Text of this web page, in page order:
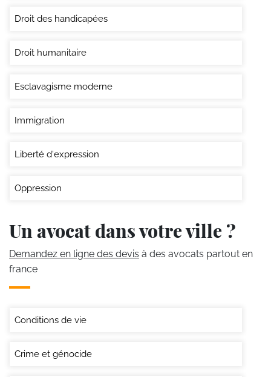
Droit des handicapées
Droit humanitaire
Esclavagisme moderne
Immigration
Liberté d'expression
Oppression
Un avocat dans votre ville ?
Demandez en ligne des devis à des avocats partout en
france
Conditions de vie
Crime et génocide